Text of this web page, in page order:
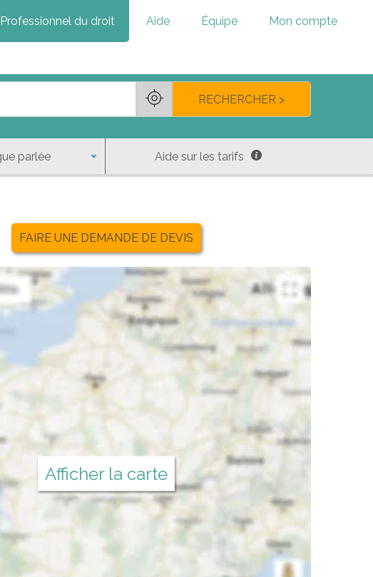
Professionnel du droit Aide Équipe Mon compte
RECHERCHER >
Aide sur les tarifs
FAIRE UNE DEMANDE DE DEVIS
Afficher la carte